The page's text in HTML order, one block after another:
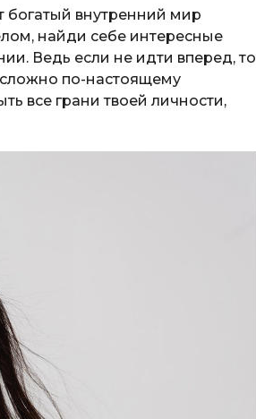
богатый внутренний мир
найди себе интересные
Ведь если не идти вперед, то
по-настоящему
все грани твоей личности,